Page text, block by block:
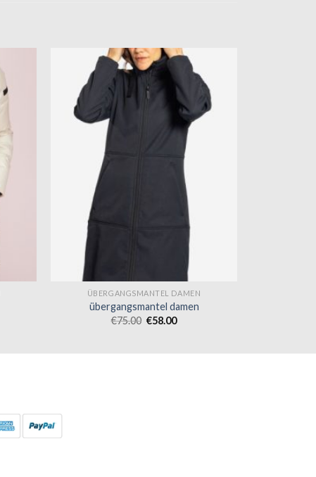
ÜBERGANGSMANTEL DAMEN
übergangsmantel damen
€75.00 €58.00